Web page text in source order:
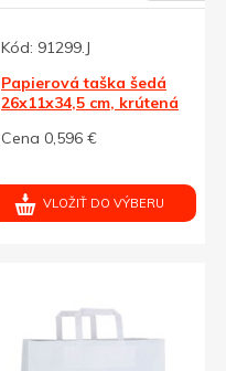
Kód: 91299.J
Papierová taška šedá
26x11x34,5 cm, krútená
Cena 0,596 €
VLOŽIŤ DO VÝBERU